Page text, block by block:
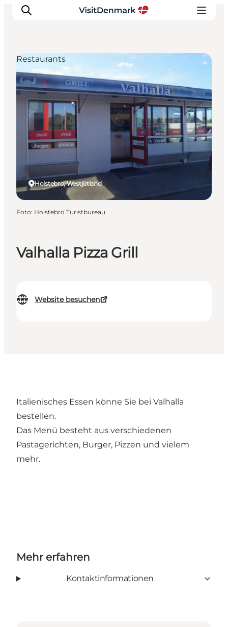
Inspiration
Regionen
Erlebnisse
Unterkünfte
Reiseplanung
Valhalla Pizza Grill
Website besuchen
Holstebro, Westjütland
Restaurants
Foto: Holstebro Turistbureau
Italienisches Essen könne Sie bei Valhalla
bestellen.
Das Menü besteht aus verschiedenen
Pastagerichten, Burger, Pizzen und vielem
mehr.
Mehr erfahren
Kontaktinformationen